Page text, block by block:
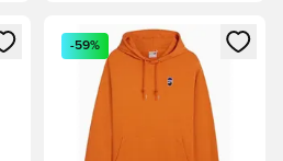
alebo registráciu ako člen
Otvorí modál na prihlásenie
-59%